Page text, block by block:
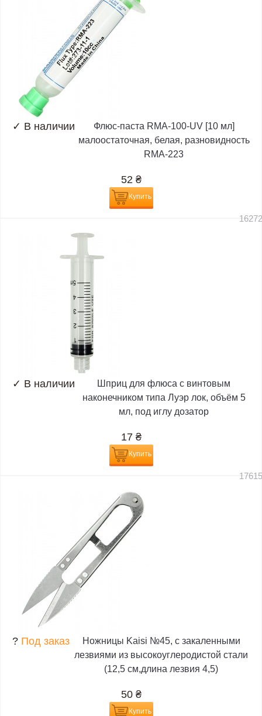
✓ В наличии
Флюс-паста RMA-100-UV [10 мл]
малоостаточная, белая, разновидность
RMA-223
52 ₴
Купить
✓ В наличии
Шприц для флюса с винтовым
наконечником типа Луэр лок, объём 5
мл, под иглу дозатор
17 ₴
Купить
? Под заказ
Ножницы Kaisi №45, с закаленными
лезвиями из высокоуглеродистой стали
(12,5 см,длина лезвия 4,5)
50 ₴
Купить